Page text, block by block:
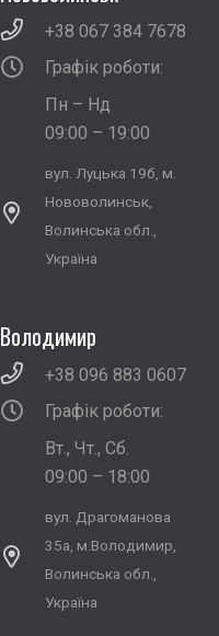
+38 067 384 7678
Графік роботи:
Пн – Нд
09:00 – 19:00
вул. Луцька 19б, м.
Нововолинськ,
Волинська обл.,
Україна
Володимир
+38 096 883 0607
Графік роботи:
Вт., Чт., Сб.
09:00 – 18:00
вул. Драгоманова
35а, м.Володимир,
Волинська обл.,
Україна